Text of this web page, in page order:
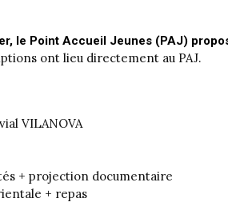
le Point Accueil Jeunes (PAJ)
ont lieu directement au PAJ.
VILANOVA
+ projection documentaire
+ repas